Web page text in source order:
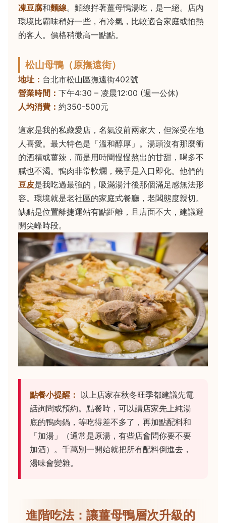
凍豆腐和麵線。麵線拌著薑母鴨湯吃，是一絕。店內
環境比霸味稍好一些，有冷氣，比較適合家庭或怕熱
的客人。價格稍微高一點點。
松山母鴨（原撫遠街）
地址： 台北市松山區撫遠街402號
營業時間： 下午4:30 – 凌晨12:00 (週一公休)
人均消費： 約350-500元
這家是我的私藏愛店，名氣沒前兩家大，但深受在地
人喜愛。最大特色是「溫和醇厚」。湯頭沒有那麼衝
的酒精或薑辣，而是用時間慢慢熬出的甘甜，喝多不
膩也不渴。鴨肉非常軟爛，幾乎是入口即化。他們的
豆皮是我吃過最強的，吸滿湯汁後那個滿足感無法形
容。環境就是老社區的家庭式餐廳，老闆態度親切。
缺點是位置離捷運站有點距離，且店面不大，建議避
開尖峰時段。
點餐小提醒： 以上店家在秋冬旺季都建議先電
話詢問或預約。點餐時，可以請店家先上純湯
底的鴨肉鍋，等吃得差不多了，再加點配料和
「加湯」（通常是原湯，有些店會問你要不要
加酒）。千萬別一開始就把所有配料倒進去，
湯味會變雜。
進階吃法：讓薑母鴨層次升級的